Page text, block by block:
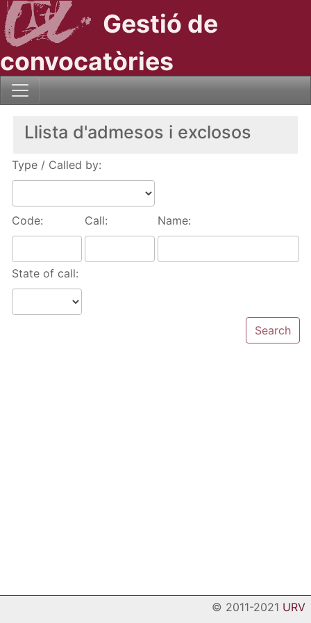
Gestió de
convocatòries
Llista d'admesos i exclosos
Type / Called by:
Code: Call: Name:
State of call:
© 2011-2021 URV